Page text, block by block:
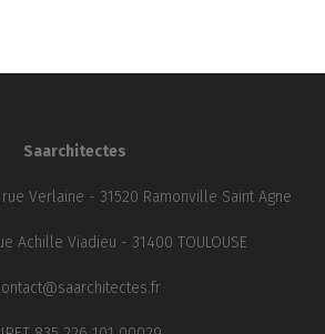
Saarchitectes
Verlaine - 31520 Ramonville Saint Agne
Achille Viadieu - 31400 TOULOUSE